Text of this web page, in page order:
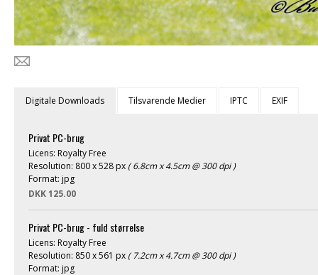
Digitale Downloads Tilsvarende Medier IPTC EXIF
Privat PC-brug
Licens: Royalty Free
Resolution: 800 x 528 px ( 6.8cm x 4.5cm @ 300 dpi )
Format: jpg
DKK 125.00
Privat PC-brug - fuld størrelse
Licens: Royalty Free
Resolution: 850 x 561 px ( 7.2cm x 4.7cm @ 300 dpi )
Format: jpg